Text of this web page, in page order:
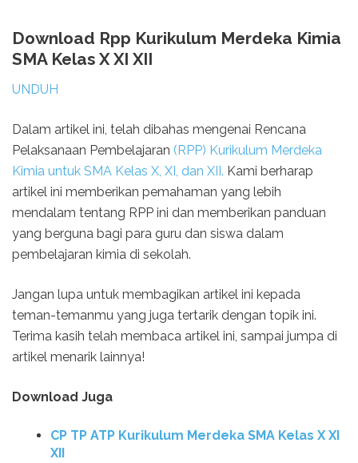
Download Rpp Kurikulum Merdeka Kimia
SMA Kelas X XI XII
UNDUH
Dalam artikel ini, telah dibahas mengenai Rencana
Pelaksanaan Pembelajaran (RPP) Kurikulum Merdeka
Kimia untuk SMA Kelas X, XI, dan XII. Kami berharap
artikel ini memberikan pemahaman yang lebih
mendalam tentang RPP ini dan memberikan panduan
yang berguna bagi para guru dan siswa dalam
pembelajaran kimia di sekolah.
Jangan lupa untuk membagikan artikel ini kepada
teman-temanmu yang juga tertarik dengan topik ini.
Terima kasih telah membaca artikel ini, sampai jumpa di
artikel menarik lainnya!
Download Juga
CP TP ATP Kurikulum Merdeka SMA Kelas X XI
XII